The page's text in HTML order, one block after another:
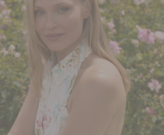
£803.00
Customer Care
Call Us